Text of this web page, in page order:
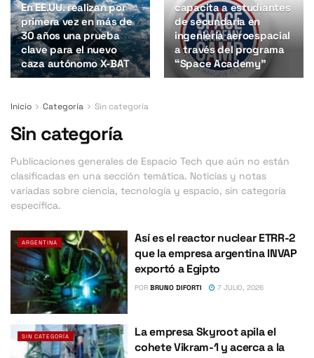
En EE.UU. realizan por
primera vez en más de
30 años una prueba
clave para el nuevo
caza autónomo X-BAT
capacita a estudiantes
de secundaria en
ingeniería aeroespacial
a través del programa
“Space Academy”
Inicio Categoría Sin categoría
Sin categoría
Publicaciones generales de Espacio Tech que aún no están
clasificadas en una sección temática. Noticias y notas
variadas sobre ciencia, tecnología y espacio, sin categoría
específica.
ARGENTINA
Así es el reactor nuclear ETRR-2
que la empresa argentina INVAP
exportó a Egipto
POR BRUNO DIFORTI 7 JULIO, 2026
SIN CATEGORÍA
La empresa Skyroot apila el
cohete Vikram-1 y acerca a la